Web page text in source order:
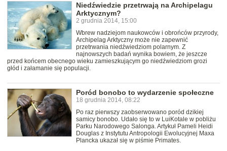
Niedźwiedzie przetrwają na Archipelagu
Arktycznym?
2 grudnia 2014, 15:00
Wbrew nadziejom naukowców i obrońców przyrody,
Archipelag Arktyczny może nie zapewnić
przetrwania niedźwiedziom polarnym. Z
najnowszych badań wynika bowiem, że jeszcze
przed końcem obecnego wieku zamieszkującym go niedźwiedziom grozi
głód i załamanie się populacji.
Poród bonobo to wydarzenie społeczne
18 grudnia 2014, 08:22
Po raz pierwszy zaobserwowano poród dzikiej
samicy bonobo. Udało się to w LuiKotale w pobliżu
Parku Narodowego Salonga. Artykuł Pameli Heidi
Douglas z Instytutu Antropologii Ewolucyjnej Maxa
Plancka ukazał się w piśmie Primates.